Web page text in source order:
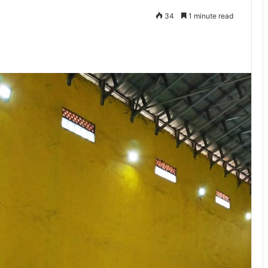
34 1 minute read